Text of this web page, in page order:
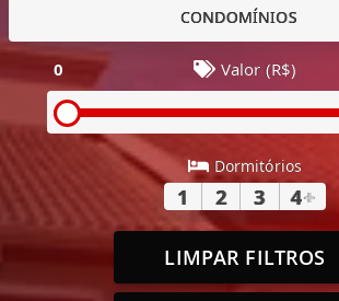
CONDOMÍNIOS
0 Valor (R$)
Dormitórios
1 2 3 4+
LIMPAR FILTROS